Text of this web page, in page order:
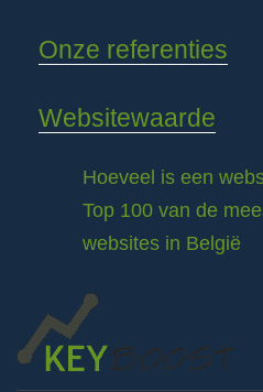
Onze referenties
Websitewaarde
Hoeveel is een
Top 100 van de
websites in België